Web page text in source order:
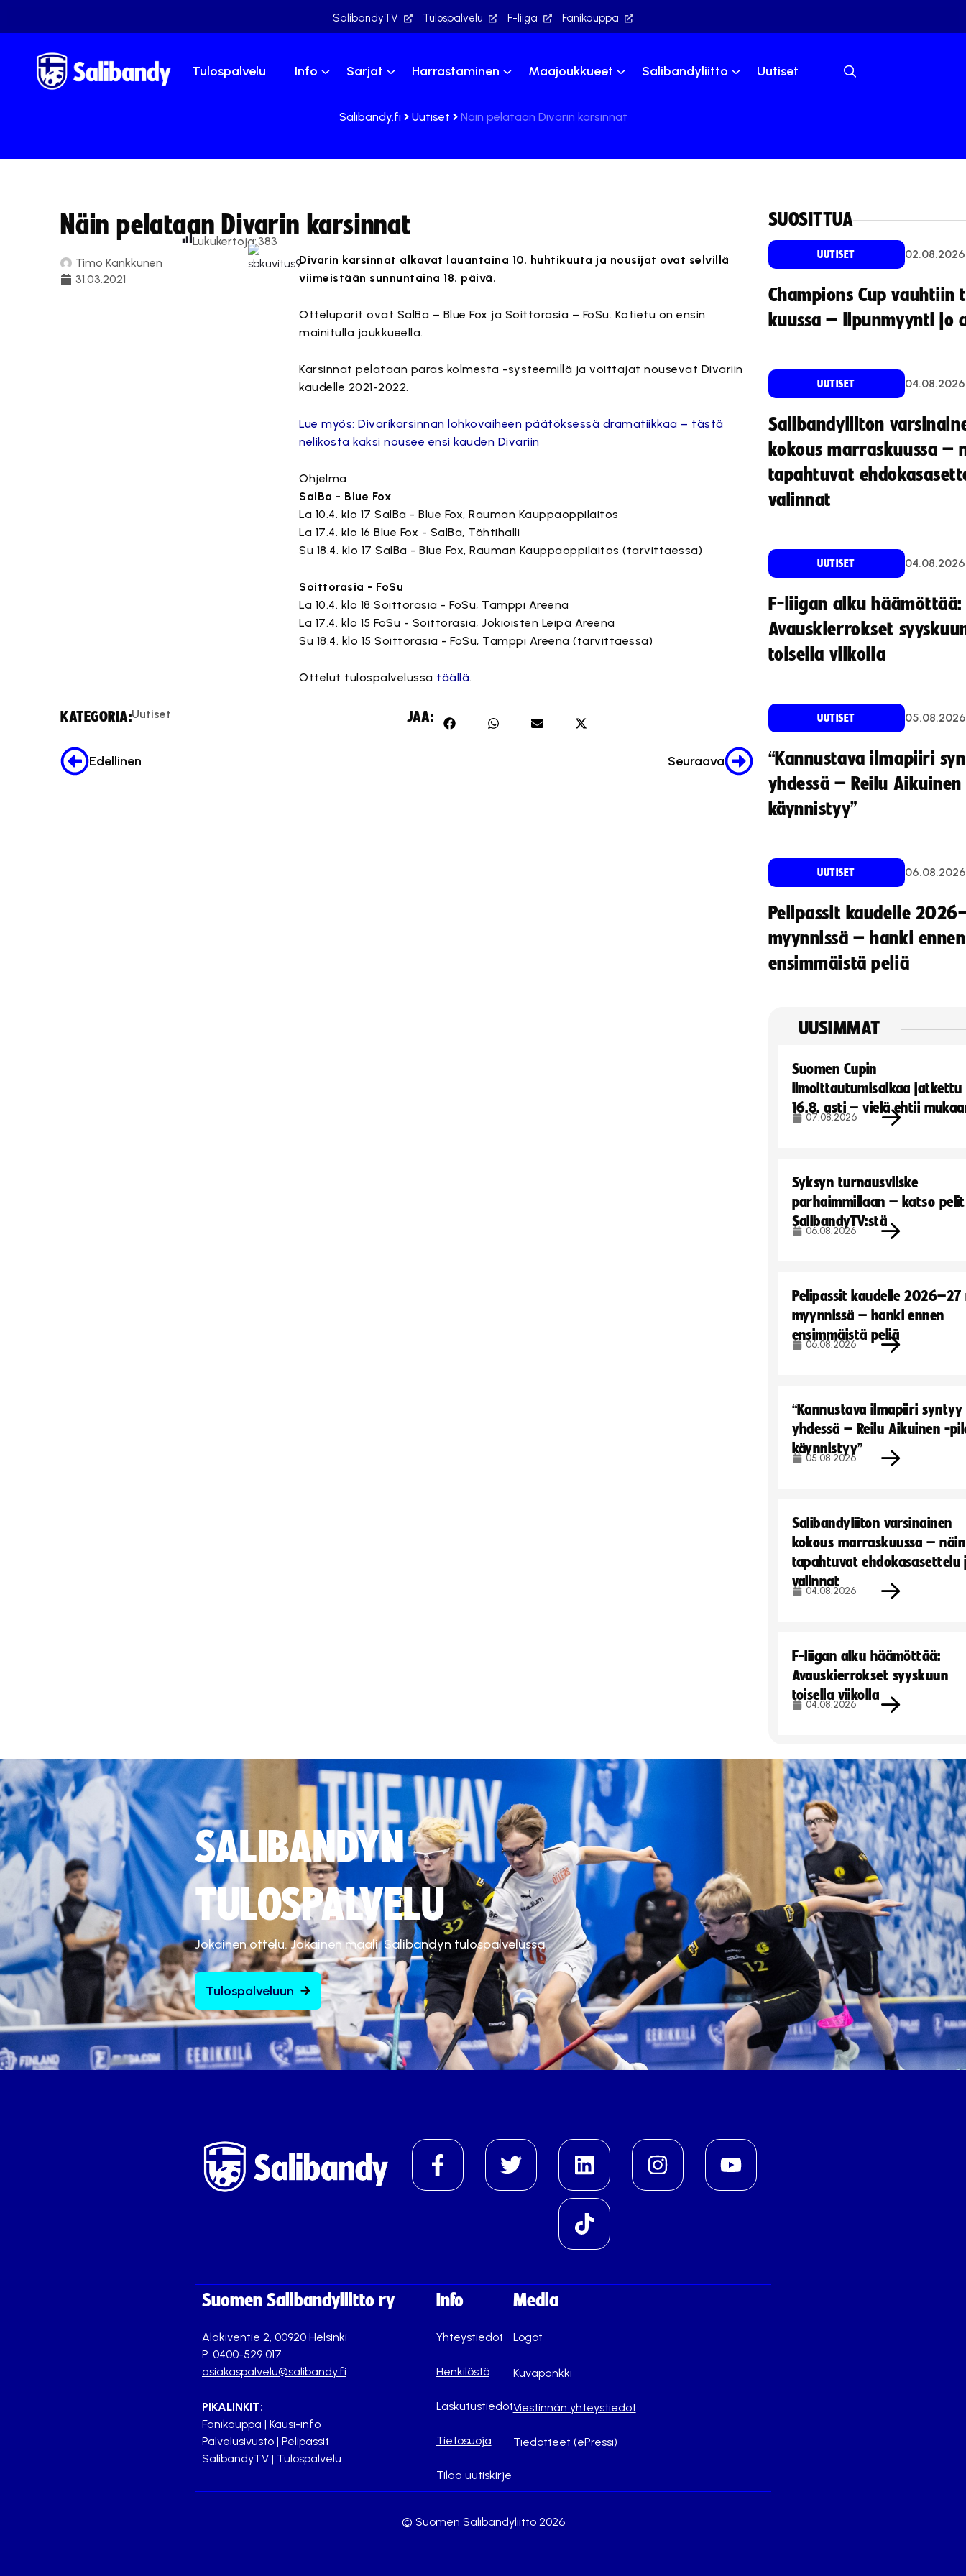
SalibandyTV Tulospalvelu F-liiga Fanikauppa
Tulospalvelu Info Sarjat Harrastaminen Maajoukkueet Salibandyliitto Uutiset
Salibandy.fi Uutiset Näin pelataan Divarin karsinnat
Näin pelataan Divarin karsinnat
Timo Kankkunen
31.03.2021
Lukukertoja:383
Divarin karsinnat alkavat lauantaina 10. huhtikuuta ja nousijat ovat selvillä
viimeistään sunnuntaina 18. päivä.
Otteluparit ovat SalBa – Blue Fox ja Soittorasia – FoSu. Kotietu on ensin
mainitulla joukkueella.
Karsinnat pelataan paras kolmesta -systeemillä ja voittajat nousevat Divariin
kaudelle 2021-2022.
Lue myös: Divarikarsinnan lohkovaiheen päätöksessä dramatiikkaa – tästä
nelikosta kaksi nousee ensi kauden Divariin
Ohjelma
SalBa - Blue Fox
La 10.4. klo 17 SalBa - Blue Fox, Rauman Kauppaoppilaitos
La 17.4. klo 16 Blue Fox - SalBa, Tähtihalli
Su 18.4. klo 17 SalBa - Blue Fox, Rauman Kauppaoppilaitos (tarvittaessa)
Soittorasia - FoSu
La 10.4. klo 18 Soittorasia - FoSu, Tamppi Areena
La 17.4. klo 15 FoSu - Soittorasia, Jokioisten Leipä Areena
Su 18.4. klo 15 Soittorasia - FoSu, Tamppi Areena (tarvittaessa)
Ottelut tulospalvelussa täällä.
KATEGORIA:Uutiset JAA:
Edellinen Seuraava
SUOSITTUA
UUTISET 02.08.2026
Champions Cup vauhtiin
kuussa – lipunmyynti jo
UUTISET 04.08.2026
Salibandyliiton
kokous marraskuussa –
tapahtuvat
valinnat
UUTISET 04.08.2026
F-liigan alku häämöttää:
Avauskierrokset
toisella viikolla
UUTISET 05.08.2026
“Kannustava ilmapiiri
yhdessä – Reilu
käynnistyy”
UUTISET 06.08.2026
Pelipassit kaudelle
myynnissä – hanki ennen
ensimmäistä peliä
UUSIMMAT
Suomen Cupin
ilmoittautumisaikaa jatkettu
16.8. asti – vielä ehtii
07.08.2026
Syksyn turnausvilske
parhaimmillaan – katso pelit
SalibandyTV:stä
06.08.2026
Pelipassit kaudelle
myynnissä – hanki ennen
ensimmäistä peliä
06.08.2026
“Kannustava ilmapiiri syntyy
yhdessä – Reilu Aikuinen -
käynnistyy”
05.08.2026
Salibandyliiton varsinainen
kokous marraskuussa – näin
tapahtuvat ehdokasasettelu
valinnat
04.08.2026
F-liigan alku häämöttää:
Avauskierrokset syyskuun
toisella viikolla
04.08.2026
SALIBANDYN
TULOSPALVELU
Jokainen ottelu. Jokainen maali. Salibandyn tulospalvelussa.
Tulospalveluun
Suomen Salibandyliitto ry
Alakiventie 2, 00920 Helsinki
P. 0400-529 017
asiakaspalvelu@salibandy.fi
PIKALINKIT:
Fanikauppa | Kausi-info
Palvelusivusto | Pelipassit
SalibandyTV | Tulospalvelu
Info
Yhteystiedot
Henkilöstö
Laskutustiedot
Tietosuoja
Tilaa uutiskirje
Media
Logot
Kuvapankki
Viestinnän yhteystiedot
Tiedotteet (ePressi)
© Suomen Salibandyliitto 2026